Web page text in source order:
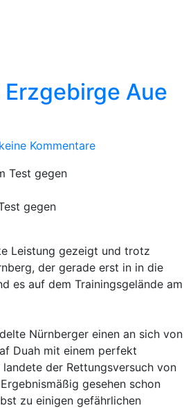
Aue
Kommentare
gegen
Leistung gezeigt und trotz
der gerade erst in in die
es auf dem Trainingsgelände am
Nürnberger einen an sich von
Duah mit einem perfekt
der Rettungsversuch von
gesehen schon
zu einigen gefährlichen